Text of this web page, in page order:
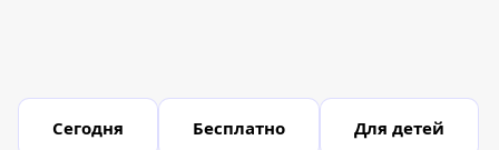
Сегодня Бесплатно Для детей